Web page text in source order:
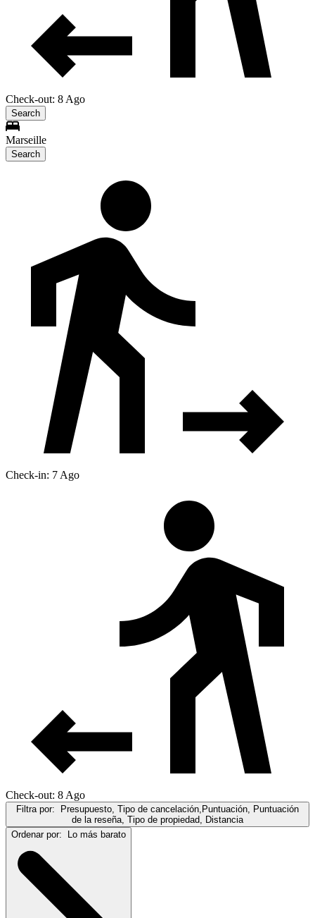
Check-out: 8 Ago
Search
Marseille
Search
Check-in: 7 Ago
Check-out: 8 Ago
Filtra por: Presupuesto, Tipo de cancelación,Puntuación, Puntuación
de la reseña, Tipo de propiedad, Distancia
Ordenar por: Lo más barato